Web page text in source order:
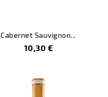
Cabernet Sauvignon...
Prezzo
10,30 €